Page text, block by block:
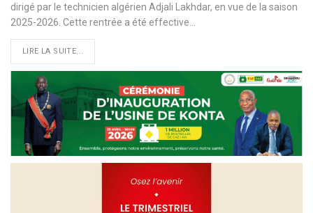
dirigé par le technicien algérien Adjali Lakhdar, en vue de la saison
2025-2026. Cette rentrée a été effective…
LIRE LA SUITE...